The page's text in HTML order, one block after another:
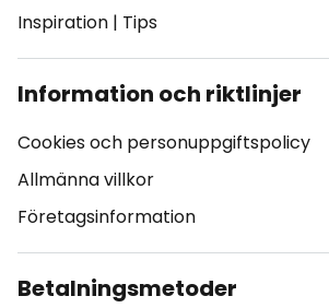
Inspiration | Tips
Information och riktlinjer
Cookies och personuppgiftspolicy
Allmänna villkor
Företagsinformation
Betalningsmetoder